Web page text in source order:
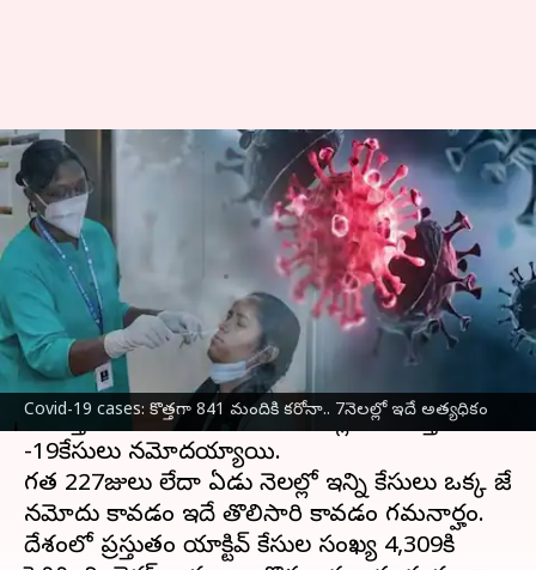
Covid-19 cases: కొత్తగా 841 మందికి కరోనా.. 7నెలల్లో ఇదే అత్యధికం
Covid-19 cases: కొత్తగా 841
మందికి కరోనా.. 7నెలల్లో ఇదే
అత్యధికం
వ్రాసిన వారు Stalin 11:39 am
ఈ వార్తాకథనం ఏంటి
కరోనా కేసులు దేశంలో భారీగా పెరగడం ఆందోళన
కగిలిస్తోంది. దేశంలో గత 24 గంటల్లో 841కొత్తకోవిడ్
-19కేసులు నమోదయ్యాయి.
గత 227రోజులు లేదా ఏడు నెలల్లో ఇన్ని కేసులు ఒక్క రోజే
నమోదు కావడం ఇదే తొలిసారి కావడం గమనార్హం.
దేశంలో ప్రస్తుతం యాక్టివ్ కేసుల సంఖ్య 4,309కి